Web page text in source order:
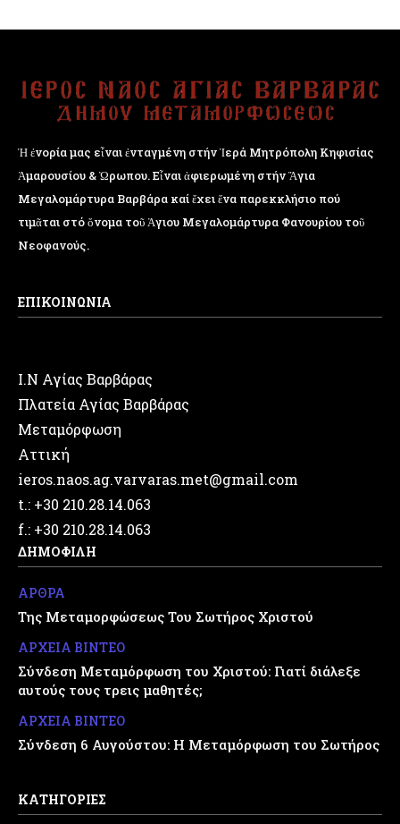
Ἡ ἐνορία μας εἶναι ἐνταγμένη στήν Ἱερά Μητρόπολη Κηφισίας
Ἁμαρουσίου & Ὠρωπου. Εἶναι ἀφιερωμένη στήν Ἅγια
Μεγαλομάρτυρα Βαρβάρα καί ἔχει ἕνα παρεκκλήσιο πού
τιμᾶται στό ὄνομα τοῦ Ἁγιου Μεγαλομάρτυρα Φανουρίου τοῦ
Νεοφανούς.
ΕΠΙΚΟΙΝΩΝΙΑ
Ι.Ν Αγίας Βαρβάρας
Πλατεία Αγίας Βαρβάρας
Μεταμόρφωση
Αττική
ieros.naos.ag.varvaras.met@gmail.com
t.: +30 210.28.14.063
f.: +30 210.28.14.063
ΔΗΜΟΦΙΛΗ
ΑΡΘΡΑ
Της Μεταμορφώσεως Του Σωτήρος Χριστού
ΑΡΧΕΙΑ ΒΙΝΤΕΟ
Σύνδεση Μεταμόρφωση του Χριστού: Γιατί διάλεξε
αυτούς τους τρεις μαθητές;
ΑΡΧΕΙΑ ΒΙΝΤΕΟ
Σύνδεση 6 Αυγούστου: Η Μεταμόρφωση του Σωτήρος
ΚΑΤΗΓΟΡΙΕΣ